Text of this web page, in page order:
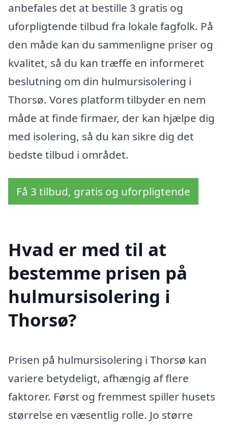
anbefales det at bestille 3 gratis og
uforpligtende tilbud fra lokale fagfolk. På
den måde kan du sammenligne priser og
kvalitet, så du kan træffe en informeret
beslutning om din hulmursisolering i
Thorsø. Vores platform tilbyder en nem
måde at finde firmaer, der kan hjælpe dig
med isolering, så du kan sikre dig det
bedste tilbud i området.
Få 3 tilbud, gratis og uforpligtende
Hvad er med til at
bestemme prisen på
hulmursisolering i
Thorsø?
Prisen på hulmursisolering i Thorsø kan
variere betydeligt, afhængig af flere
faktorer. Først og fremmest spiller husets
størrelse en væsentlig rolle. Jo større